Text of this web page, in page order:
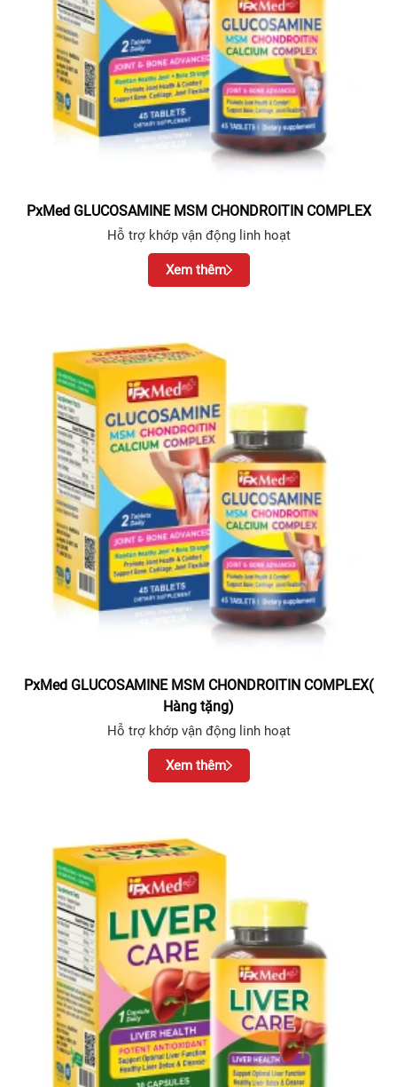
PxMed GLUCOSAMINE MSM CHONDROITIN COMPLEX
Hỗ trợ khớp vận động linh hoạt
Xem thêm
PxMed GLUCOSAMINE MSM CHONDROITIN COMPLEX(
Hàng tặng)
Hỗ trợ khớp vận động linh hoạt
Xem thêm